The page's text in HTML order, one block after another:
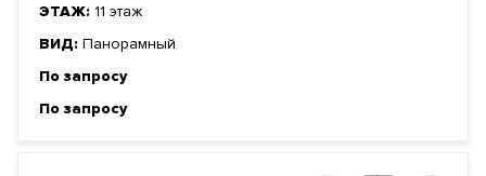
ЭТАЖ: 11 этаж
ВИД: Панорамный
По запросу
По запросу